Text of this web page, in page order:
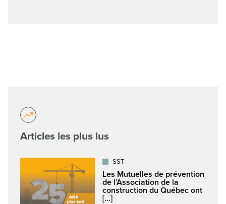
Articles les plus lus
SST
Les Mutuelles de prévention
de l’Association de la
construction du Québec ont
[...]